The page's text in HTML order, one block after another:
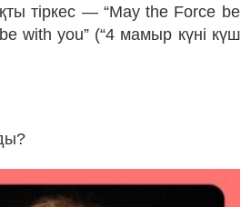
тіркес — “May the Force be
with you” (“4 мамыр күні күш